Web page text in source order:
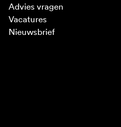
Advies vragen
Vacatures
Nieuwsbrief